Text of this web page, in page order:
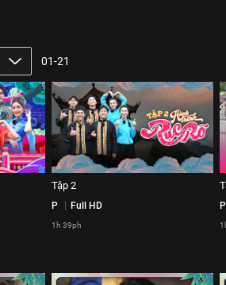
01-21
Tập 2
P Full HD
1h 39ph
P